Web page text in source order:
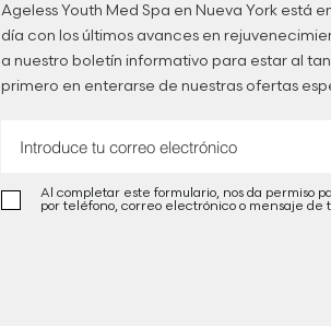
Ageless Youth Med Spa en Nueva York está
día con los últimos avances en
a nuestro boletín informativo para estar al
primero en enterarse de nuestras ofertas
Al completar este formulario, nos da permiso
por teléfono, correo electrónico o mensaje de